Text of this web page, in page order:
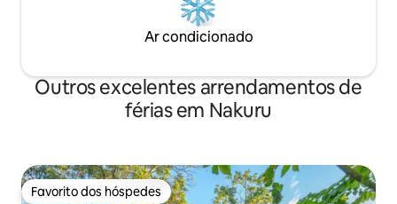
Ar condicionado
Outros excelentes arrendamentos de
férias em Nakuru
Favorito dos hóspedes
Favorito dos hóspedes